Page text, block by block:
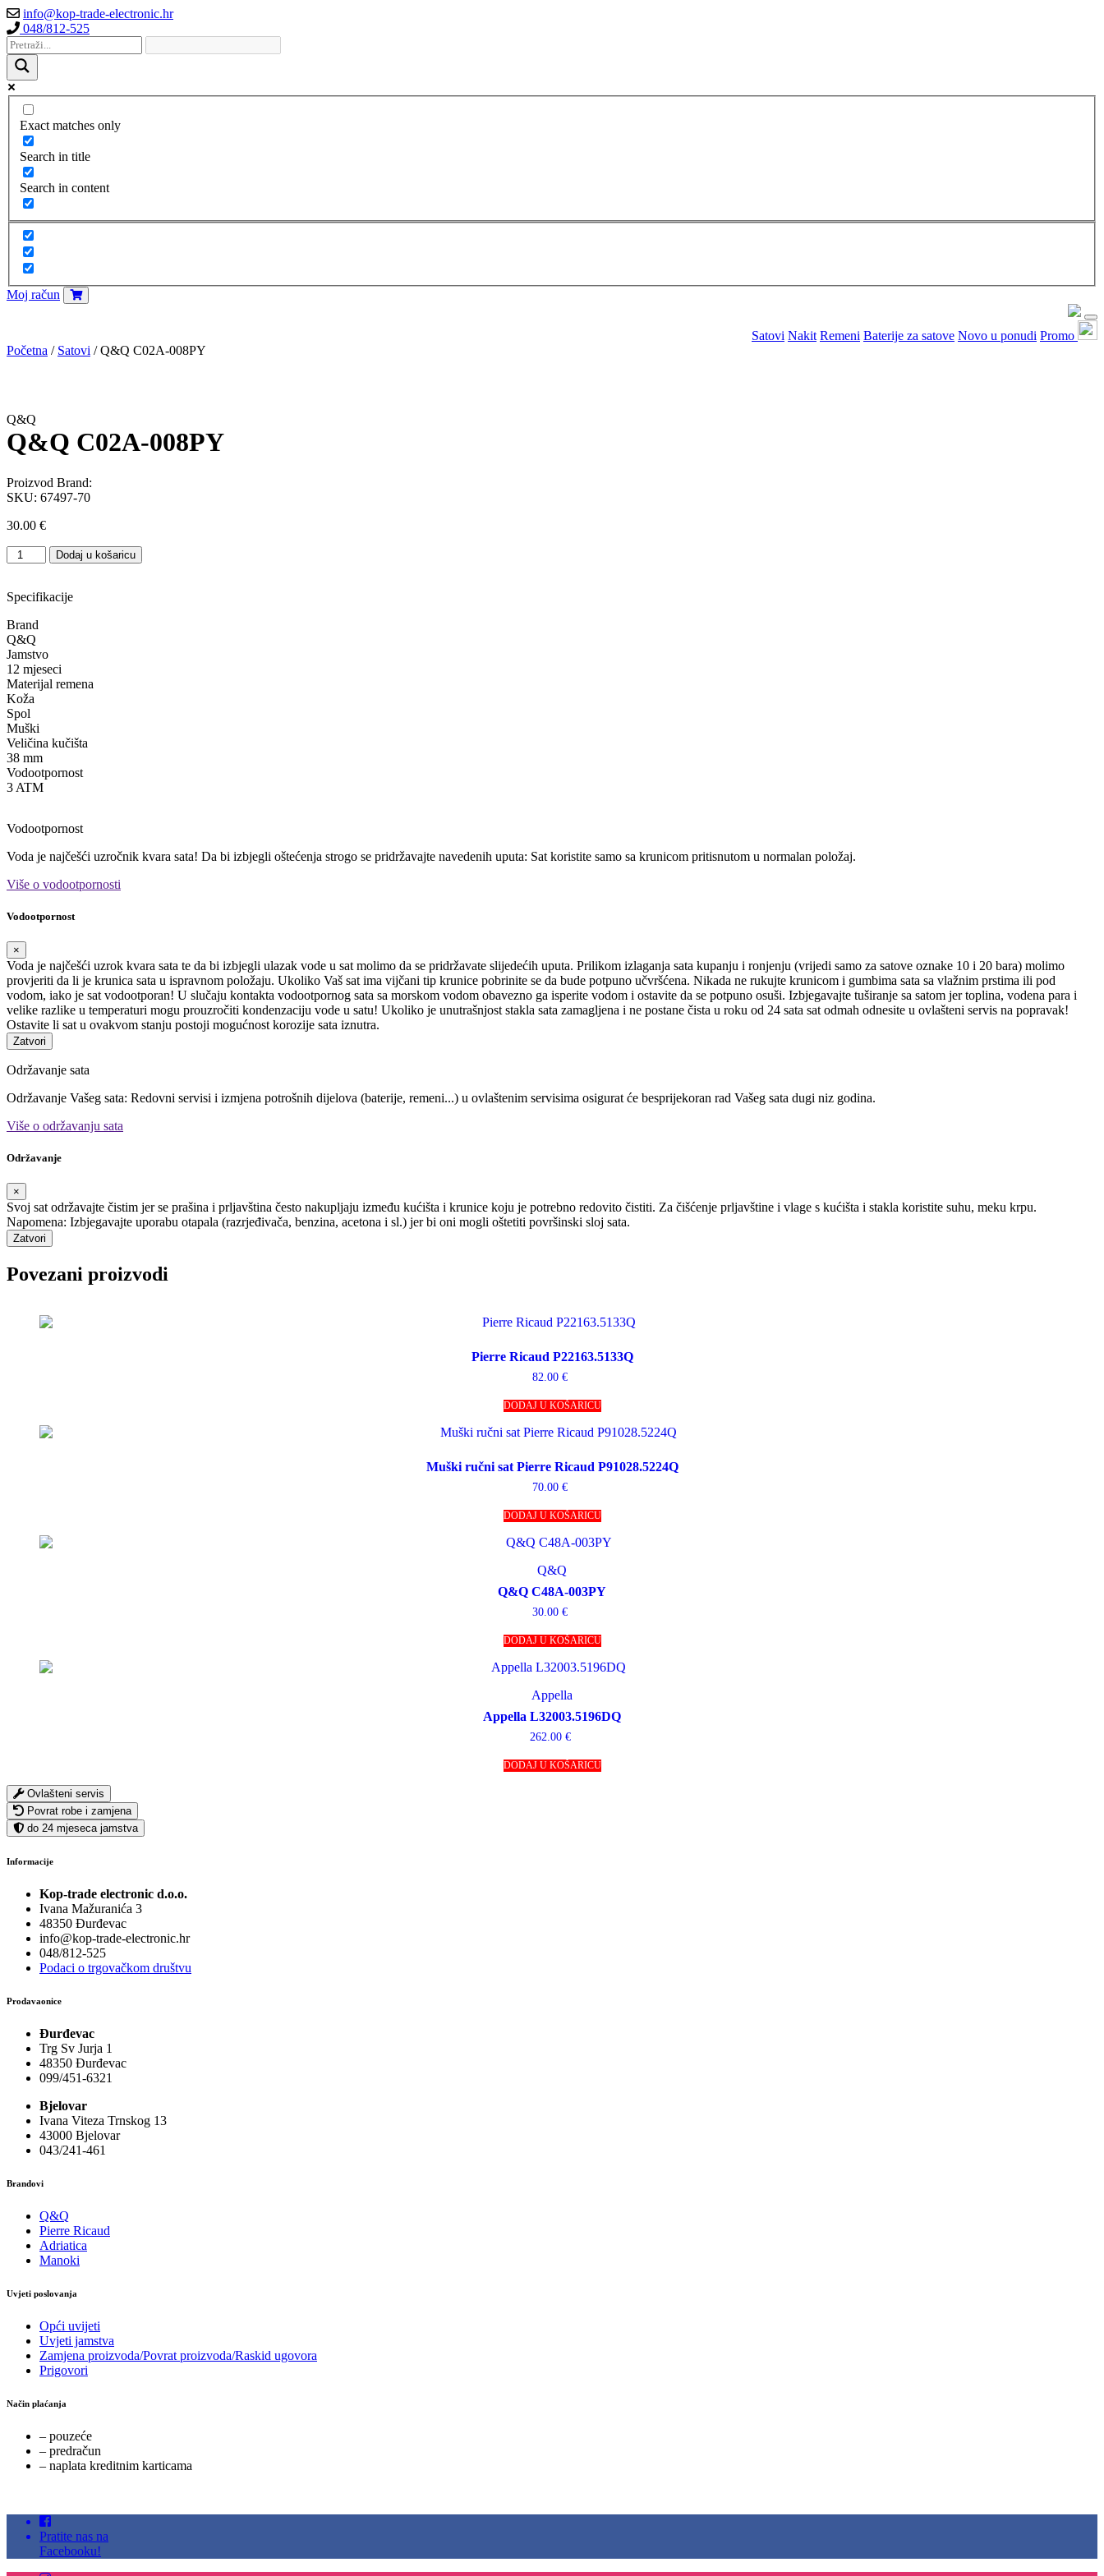
info@kop-trade-electronic.hr
048/812-525
Exact matches only
Search in title
Search in content
Moj račun
Satovi Nakit Remeni Baterije za satove Novo u ponudi Promo
Početna / Satovi / Q&Q C02A-008PY
Q&Q
Q&Q C02A-008PY
SKU: 67497-70
Proizvod Brand:
30.00 €
Q&Q
C02A-
količina
Dodaj u košaricu
Specifikacije
Brand
Q&Q
Jamstvo
12 mjeseci
Materijal remena
Koža
Spol
Muški
Veličina kučišta
38 mm
Vodootpornost
3 ATM
Vodootpornost
Voda je najčešći uzročnik kvara sata! Da bi izbjegli oštećenja strogo se pridržavajte navedenih uputa: Sat koristite samo sa krunicom pritisnutom u normalan položaj.
Više o vodootpornosti
Vodootpornost
×
Voda je najčešći uzrok kvara sata te da bi izbjegli ulazak vode u sat molimo da se pridržavate slijedećih uputa. Prilikom izlaganja sata kupanju i ronjenju (vrijedi samo za satove oznake 10 i 20 bara) molimo
provjeriti da li je krunica sata u ispravnom položaju. Ukoliko Vaš sat ima vijčani tip krunice pobrinite se da bude potpuno učvršćena. Nikada ne rukujte krunicom i gumbima sata sa vlažnim prstima ili pod
vodom, iako je sat vodootporan! U slučaju kontakta vodootpornog sata sa morskom vodom obavezno ga isperite vodom i ostavite da se potpuno osuši. Izbjegavajte tuširanje sa satom jer toplina, vodena para i
velike razlike u temperaturi mogu prouzročiti kondenzaciju vode u satu! Ukoliko je unutrašnjost stakla sata zamagljena i ne postane čista u roku od 24 sata sat odmah odnesite u ovlašteni servis na popravak!
Ostavite li sat u ovakvom stanju postoji mogućnost korozije sata iznutra.
Zatvori
Održavanje sata
Održavanje Vašeg sata: Redovni servisi i izmjena potrošnih dijelova (baterije, remeni...) u ovlaštenim servisima osigurat će besprijekoran rad Vašeg sata dugi niz godina.
Više o održavanju sata
Održavanje
×
Svoj sat održavajte čistim jer se prašina i prljavština često nakupljaju između kućišta i krunice koju je potrebno redovito čistiti. Za čišćenje prljavštine i vlage s kućišta i stakla koristite suhu, meku krpu.
Napomena: Izbjegavajte uporabu otapala (razrjeđivača, benzina, acetona i sl.) jer bi oni mogli oštetiti površinski sloj sata.
Zatvori
Povezani proizvodi
Pierre Ricaud P22163.5133Q
82.00€
DODAJ U KOŠARICU
Muški ručni sat Pierre Ricaud P91028.5224Q
70.00€
DODAJ U KOŠARICU
Q&Q
Q&Q C48A-003PY
30.00€
DODAJ U KOŠARICU
Appella
Appella L32003.5196DQ
262.00 €
DODAJ U KOŠARICU
Ovlašteni servis
Povrat robe i zamjena
do 24 mjeseca jamstva
Informacije
Kop-trade electronic d.o.o.
Ivana Mažuranića 3
48350 Đurđevac
info@kop-trade-electronic.hr
048/812-525
Podaci o trgovačkom društvu
Prodavaonice
Đurđevac
Trg Sv Jurja 1
48350 Đurđevac
099/451-6321
Bjelovar
Ivana Viteza Trnskog 13
43000 Bjelovar
043/241-461
Brandovi
Q&Q
Pierre Ricaud
Adriatica
Manoki
Uvjeti poslovanja
Opći uvijeti
Uvjeti jamstva
Zamjena proizvoda/Povrat proizvoda/Raskid ugovora
Prigovori
Način plaćanja
– pouzeće
– predračun
– naplata kreditnim karticama
Pratite nas na
Facebooku!